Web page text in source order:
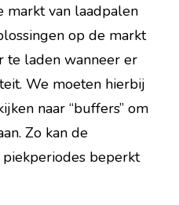
markt van laadpalen
op de markt
te laden wanneer er
We moeten hierbij
naar “buffers” om
Zo kan de
beperkt